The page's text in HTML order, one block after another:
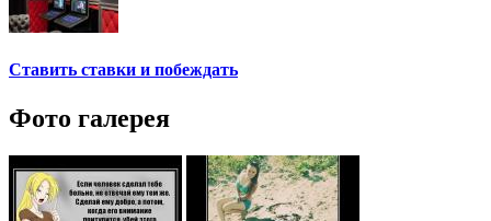
Ставить ставки и побеждать
Фото галерея